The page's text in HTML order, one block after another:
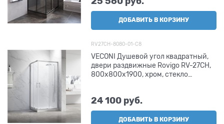
ДОБАВИТЬ В КОРЗИНУ
RV27CH-8080-01-C8
VECONI Душевой угол квадратный,
двери раздвижные Rovigo RV-27CH,
800х800х1900, хром, стекло
24 100 руб.
ДОБАВИТЬ В КОРЗИНУ